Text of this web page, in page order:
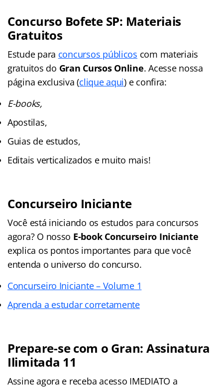
Concurso Bofete SP: Materiais
Gratuitos
Estude para concursos públicos com materiais
gratuitos do Gran Cursos Online. Acesse nossa
página exclusiva (clique aqui) e confira:
E-books,
Apostilas,
Guias de estudos,
Editais verticalizados e muito mais!
Concurseiro Iniciante
Você está iniciando os estudos para concursos
agora? O nosso E-book Concurseiro Iniciante
explica os pontos importantes para que você
entenda o universo do concurso.
Concurseiro Iniciante – Volume 1
Aprenda a estudar corretamente
Prepare-se com o Gran: Assinatura
Ilimitada 11
Assine agora e receba acesso IMEDIATO a